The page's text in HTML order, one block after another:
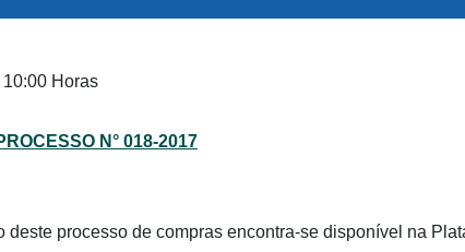
Horas
N° 018-2017
deste processo de compras encontra-se disponível na